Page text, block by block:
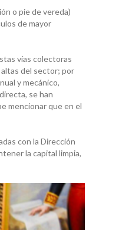
o pie de vereda)
de mayor
vías colectoras
del sector; por
y mecánico,
se han
mencionar que en el
con la Dirección
la capital limpia,